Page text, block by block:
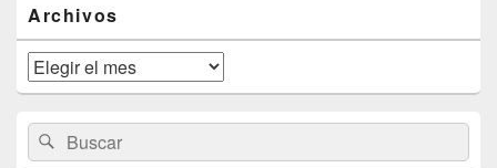
área
de
widget
barra
lateral
primaria
Archivos
Archivos
Buscar
por:
Buscar